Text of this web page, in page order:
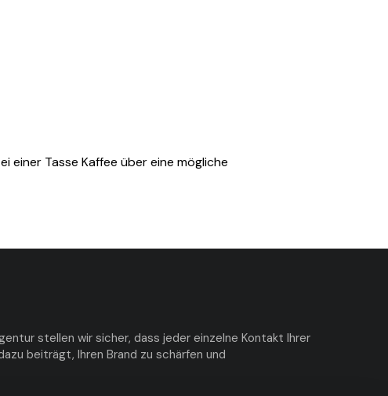
einer Tasse Kaffee über eine mögliche
stellen wir sicher, dass jeder einzelne Kontakt Ihrer
beiträgt, Ihren Brand zu schärfen und